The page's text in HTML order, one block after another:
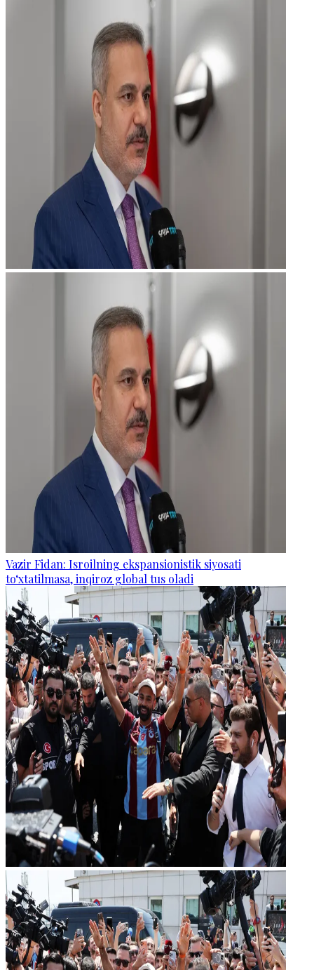
Vazir Fidan: Isroilning ekspansionistik siyosati
to‘xtatilmasa, inqiroz global tus oladi